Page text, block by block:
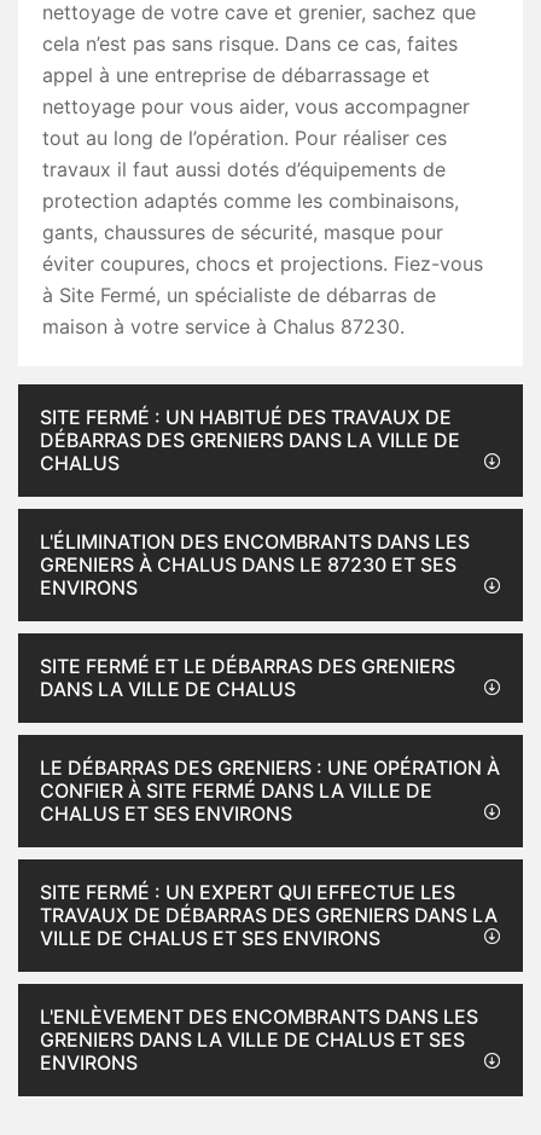
nettoyage de votre cave et grenier, sachez que
cela n’est pas sans risque. Dans ce cas, faites
appel à une entreprise de débarrassage et
nettoyage pour vous aider, vous accompagner
tout au long de l’opération. Pour réaliser ces
travaux il faut aussi dotés d’équipements de
protection adaptés comme les combinaisons,
gants, chaussures de sécurité, masque pour
éviter coupures, chocs et projections. Fiez-vous
à Site Fermé, un spécialiste de débarras de
maison à votre service à Chalus 87230.
SITE FERMÉ : UN HABITUÉ DES TRAVAUX DE
DÉBARRAS DES GRENIERS DANS LA VILLE DE
CHALUS
L'ÉLIMINATION DES ENCOMBRANTS DANS LES
GRENIERS À CHALUS DANS LE 87230 ET SES
ENVIRONS
SITE FERMÉ ET LE DÉBARRAS DES GRENIERS
DANS LA VILLE DE CHALUS
LE DÉBARRAS DES GRENIERS : UNE OPÉRATION À
CONFIER À SITE FERMÉ DANS LA VILLE DE
CHALUS ET SES ENVIRONS
SITE FERMÉ : UN EXPERT QUI EFFECTUE LES
TRAVAUX DE DÉBARRAS DES GRENIERS DANS LA
VILLE DE CHALUS ET SES ENVIRONS
L'ENLÈVEMENT DES ENCOMBRANTS DANS LES
GRENIERS DANS LA VILLE DE CHALUS ET SES
ENVIRONS